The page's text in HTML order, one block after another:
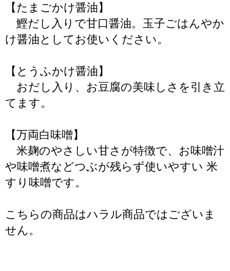
【たまごかけ醤油】
鰹だし入りで甘口醤油。玉子ごはんやか
け醤油としてお使いください。
【とうふかけ醤油】
おだし入り、お豆腐の美味しさを引き立
てます。
【万両白味噌】
米麹のやさしい甘さが特徴で、お味噌汁
や味噌煮などつぶが残らず使いやすい 米
すり味噌です。
こちらの商品はハラル商品ではございま
せん。